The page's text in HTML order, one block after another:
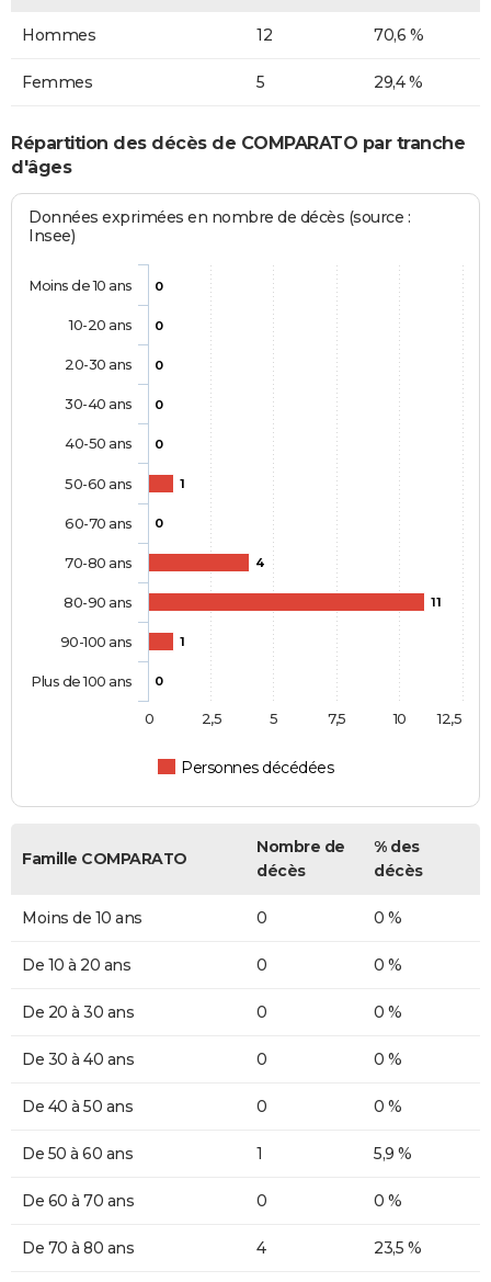
Hommes 12 70,6 %
Femmes 5 29,4 %
Répartition des décès de COMPARATO par tranche
d'âges
Données exprimées en nombre de décès (source :
Insee)
0
0
0
0
0
1
0
4
11
1
0
Personnes décédées
Moins de 10 ans
10-20 ans
20-30 ans
30-40 ans
40-50 ans
50-60 ans
60-70 ans
70-80 ans
80-90 ans
90-100 ans
Plus de 100 ans
0 10
2,5 5 7,5 12,5
Famille COMPARATO
Nombre de
décès
% des
décès
Moins de 10 ans 0 0 %
De 10 à 20 ans 0 0 %
De 20 à 30 ans 0 0 %
De 30 à 40 ans 0 0 %
De 40 à 50 ans 0 0 %
De 50 à 60 ans 1 5,9 %
De 60 à 70 ans 0 0 %
De 70 à 80 ans 4 23,5 %